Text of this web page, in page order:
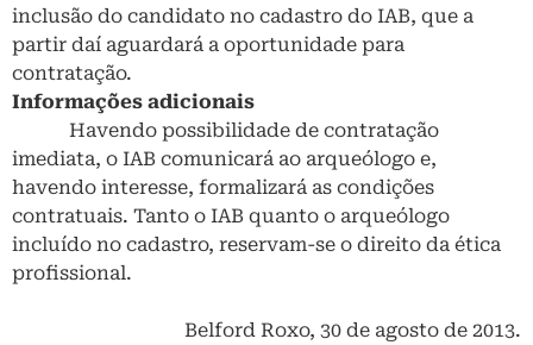
inclusão do candidato no cadastro do IAB, que a
partir daí aguardará a oportunidade para
contratação.
Informações adicionais
Havendo possibilidade de contratação
imediata, o IAB comunicará ao arqueólogo e,
havendo interesse, formalizará as condições
contratuais. Tanto o IAB quanto o arqueólogo
incluído no cadastro, reservam-se o direito da ética
profissional.
Belford Roxo, 30 de agosto de 2013.